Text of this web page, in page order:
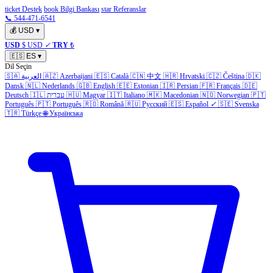
ticket Destek book Bilgi Bankası star Referanslar
📞 544-471-6541
💰 USD ▾
USD $ USD ✓ TRY ₺
🇪🇸 ES ▾
Dil Seçin
🇸🇦 العربية 🇦🇿 Azerbaijani 🇪🇸 Català 🇨🇳 中文 🇭🇷 Hrvatski 🇨🇿 Čeština 🇩🇰
Dansk 🇳🇱 Nederlands 🇬🇧 English 🇪🇪 Estonian 🇮🇷 Persian 🇫🇷 Français 🇩🇪
Deutsch 🇮🇱 עברית 🇭🇺 Magyar 🇮🇹 Italiano 🇲🇰 Macedonian 🇳🇴 Norwegian 🇵🇹
Português 🇵🇹 Português 🇷🇴 Română 🇷🇺 Русский 🇪🇸 Español ✓ 🇸🇪 Svenska
🇹🇷 Türkçe 🌐 Українська